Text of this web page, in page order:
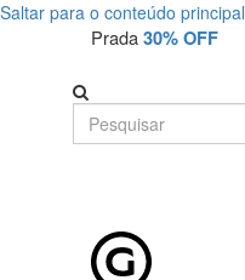
Saltar para o conteúdo principal
Stock-
Prada30% OFF